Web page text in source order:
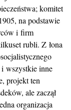
komitet
na podstawie
i firm
rubli. Z łona
wszystkie inne
projekt ten
ale zaczął
organizacja